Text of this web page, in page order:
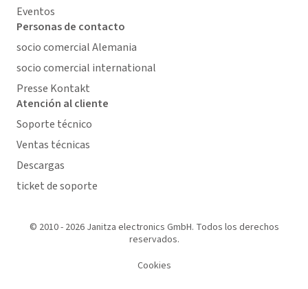
Eventos
Personas de contacto
socio comercial Alemania
socio comercial international
Presse Kontakt
Atención al cliente
Soporte técnico
Ventas técnicas
Descargas
ticket de soporte
© 2010 - 2026 Janitza electronics GmbH. Todos los derechos
reservados.
Cookies